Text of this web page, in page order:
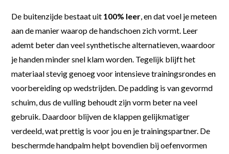
De buitenzijde bestaat uit 100% leer, en dat voel je meteen
aan de manier waarop de handschoen zich vormt. Leer
ademt beter dan veel synthetische alternatieven, waardoor
je handen minder snel klam worden. Tegelijk blijft het
materiaal stevig genoeg voor intensieve trainingsrondes en
voorbereiding op wedstrijden. De padding is van gevormd
schuim, dus de vulling behoudt zijn vorm beter na veel
gebruik. Daardoor blijven de klappen gelijkmatiger
verdeeld, wat prettig is voor jou en je trainingspartner. De
beschermde handpalm helpt bovendien bij oefenvormen